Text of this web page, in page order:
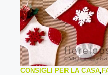
CONSIGLI PER LA CASA,